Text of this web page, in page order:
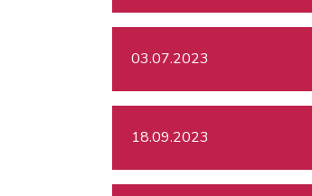
03.07.2023
18.09.2023